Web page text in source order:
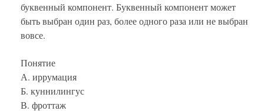
буквенный компонент. Буквенный компонент может
быть выбран один раз, более одного раза или не выбран
вовсе.
Понятие
А. иррумация
Б. куннилингус
В. фроттаж